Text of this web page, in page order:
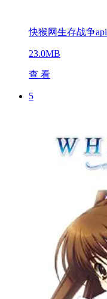
快猴网生存战争api
23.0MB
查 看
5